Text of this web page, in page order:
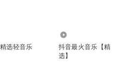
选轻音乐
抖音最火音乐【精
选】